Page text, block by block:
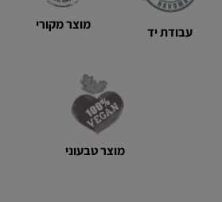
עבודת יד מוצר מקורי
מוצר טבעוני